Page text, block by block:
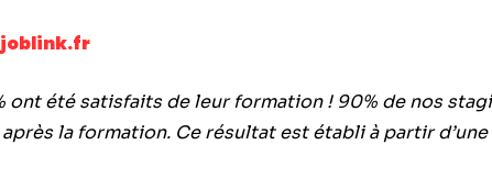
ont été satisfaits de leur formation ! 90% de nos
la formation. Ce résultat est établi à partir